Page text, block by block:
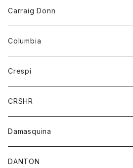
チーフ
バンダナ
トレーナー
パーカー
ショートパンツ
オーバーオール
カーディガン
ハーフスリーブTシャツ
Carraig Donn
ニット
Columbia
アウター
ジャケット
Crespi
ジャケット
ワンピース
ブラウス
CRSHR
キャップ
Damasquina
ウォレット
DANTON